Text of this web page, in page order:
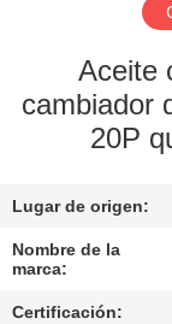
FÁBRICA
DE
CALIDAD
Aceite
cambiador
20P
Lugar de origen:
Nombre de la
marca:
Certificación: